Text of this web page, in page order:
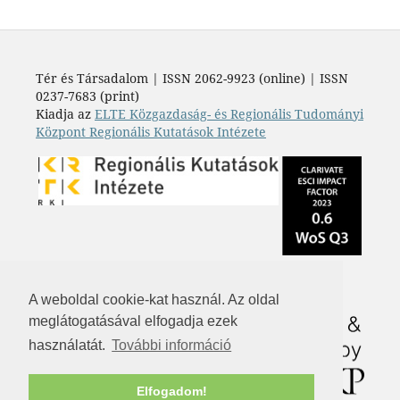
A weboldal cookie-kat használ. Az oldal
meglátogatásával elfogadja ezek
használatát. További információ
Elfogadom!
Tér és Társadalom | ISSN 2062-9923 (online) | ISSN
0237-7683 (print)
Kiadja az ELTE Közgazdaság- és Regionális Tudományi
Központ Regionális Kutatások Intézete